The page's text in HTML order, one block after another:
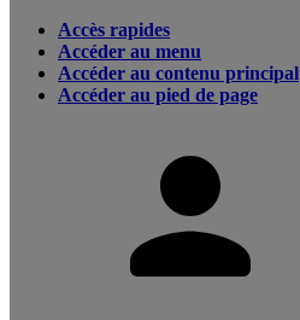
Accès rapides
Accéder au menu
Accéder au contenu principal
Accéder au pied de page